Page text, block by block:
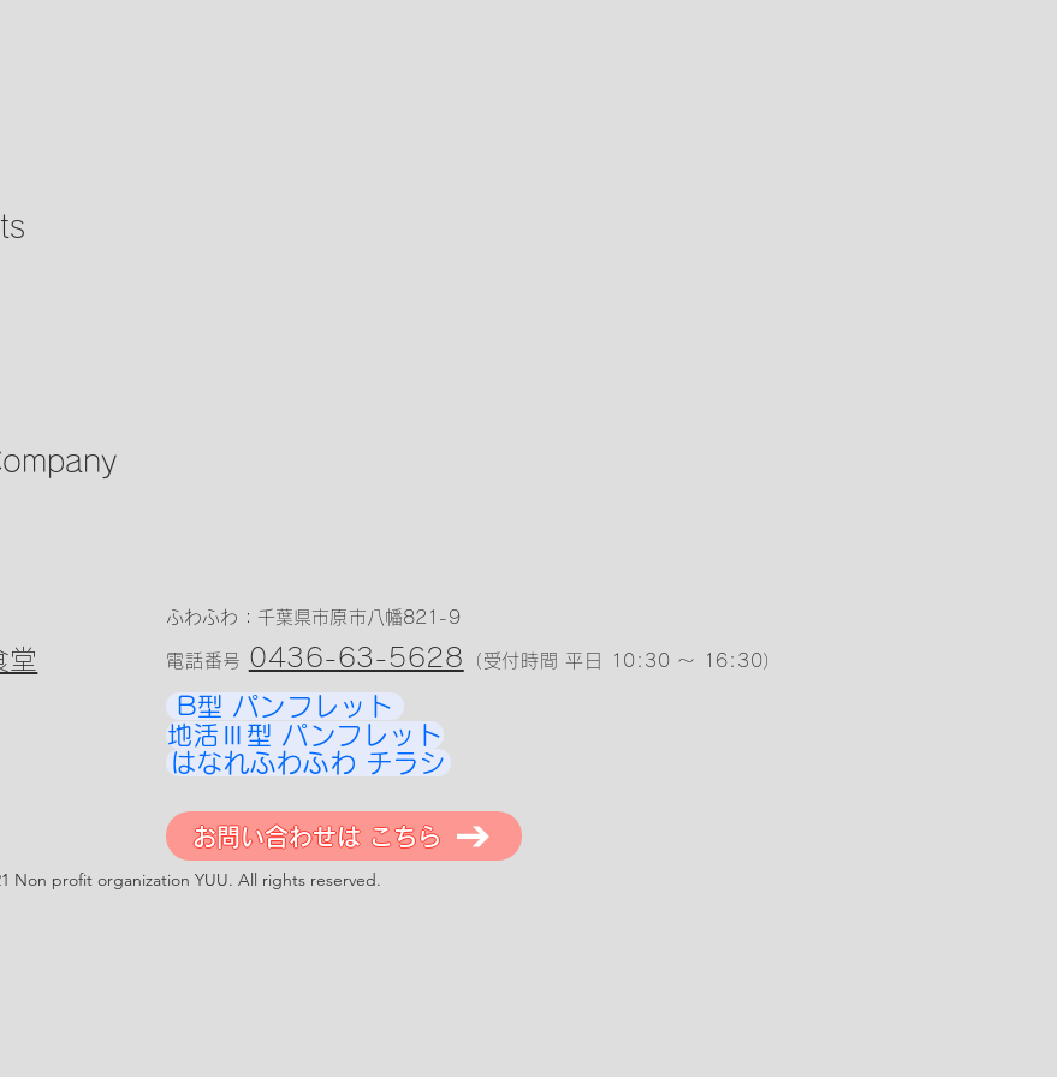
堂
ふわふわ：​千葉県市原市八幡821-9
電話番号 0436-63-5628 ​（受付時間 平日 10:30 ～ 16:30）
B型 パンフレット
地活Ⅲ型 パンフレット
はなれふわふわ チラシ
お問い合わせは こちら
Non profit organization YUU. All rights reserved.